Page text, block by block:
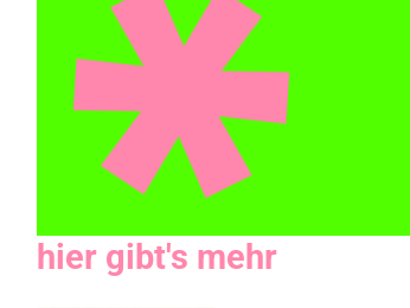
hier gibt's mehr